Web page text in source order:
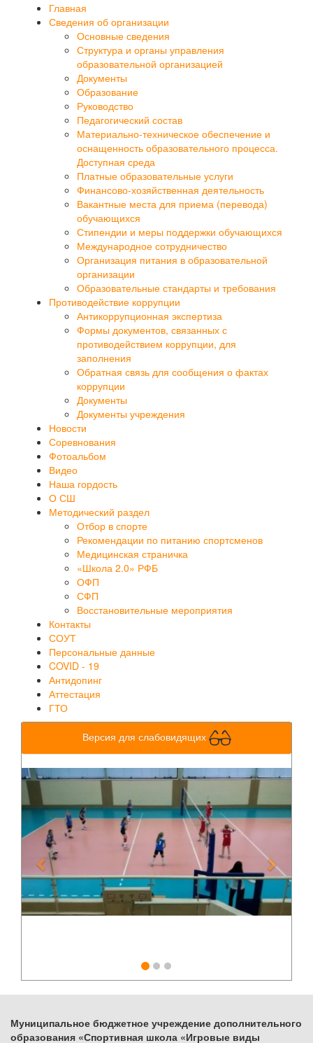
Главная
Сведения об организации
Основные сведения
Структура и органы управления
образовательной организацией
Документы
Образование
Руководство
Педагогический состав
Материально-техническое обеспечение и
оснащенность образовательного процесса.
Доступная среда
Платные образовательные услуги
Финансово-хозяйственная деятельность
Вакантные места для приема (перевода)
обучающихся
Стипендии и меры поддержки обучающихся
Международное сотрудничество
Организация питания в образовательной
организации
Образовательные стандарты и требования
Противодействие коррупции
Антикоррупционная экспертиза
Формы документов, связанных с
противодействием коррупции, для
заполнения
Обратная связь для сообщения о фактах
коррупции
Документы
Документы учреждения
Новости
Соревнования
Фотоальбом
Видео
Наша гордость
О СШ
Методический раздел
Отбор в спорте
Рекомендации по питанию спортсменов
Медицинская страничка
«Школа 2.0» РФБ
ОФП
СФП
Восстановительные мероприятия
Контакты
СОУТ
Персональные данные
COVID - 19
Антидопинг
Аттестация
ГТО
Версия для слабовидящих
Previous Next
Муниципальное бюджетное учреждение дополнительного
образования «Спортивная школа «Игровые виды